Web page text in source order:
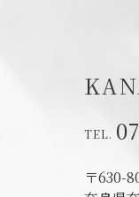
〒630-